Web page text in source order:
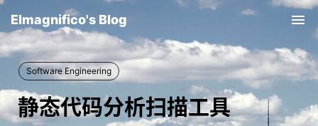
Elmagnifico's Blog
Software Engineering
静态代码分析扫描工具